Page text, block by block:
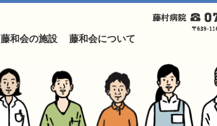
藤和会の施設 藤和会について